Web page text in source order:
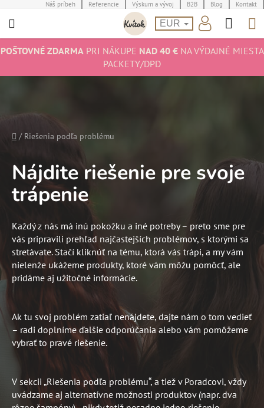
na
Náš príbeh Referencie Výskum a vývoj B2B Blog Kontakt
EUR
POŠTOVNÉ ZDARMAPRI NÁKUPE NAD 40 €NA VÝDAJNÉ MIESTA
PACKETY/DPD
Domov
/ Riešenia podľa problému
Nájdite riešenie pre svoje
trápenie
Každý z nás má inú pokožku a iné potreby – preto sme pre
vás pripravili prehľad najčastejších problémov, s ktorými sa
stretávate. Stačí kliknúť na tému, ktorá vás trápi, a my vám
nielenže ukážeme produkty, ktoré vám môžu pomôcť, ale
pridáme aj užitočné informácie.
Ak tu svoj problém zatiaľ nenájdete, dajte nám o tom vedieť
– radi doplníme ďalšie odporúčania alebo vám pomôžeme
vybrať to pravé riešenie.
V sekcii „Riešenia podľa problému“, a tiež v Poradcovi, vždy
uvádzame aj alternatívne možnosti produktov (napr. dva